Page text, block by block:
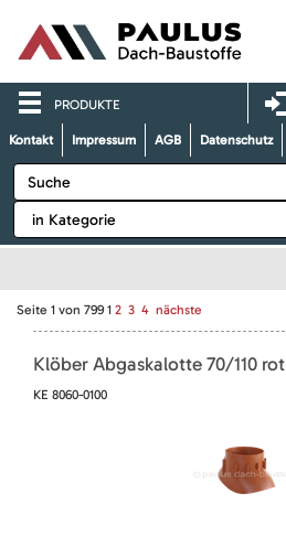
PRODUKTE
Kontakt Impressum AGB Datenschutz
Seite 1 von 799 1 2 3 4 nächste
Klöber Abgaskalotte 70/110 rot
KE 8060-0100